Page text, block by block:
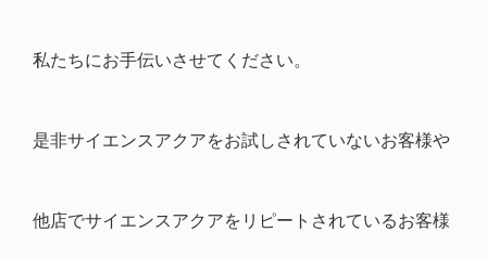
私たちにお手伝いさせてください。
是非サイエンスアクアをお試しされていないお客様や
他店でサイエンスアクアをリピートされているお客様